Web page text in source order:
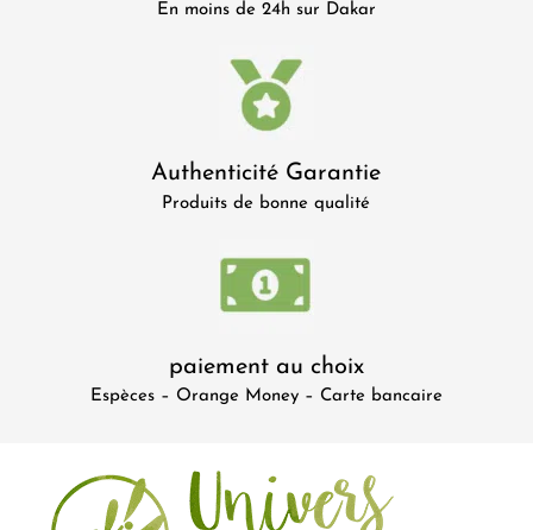
En moins de 24h sur Dakar
Authenticité Garantie
Produits de bonne qualité
paiement au choix
Espèces – Orange Money – Carte bancaire